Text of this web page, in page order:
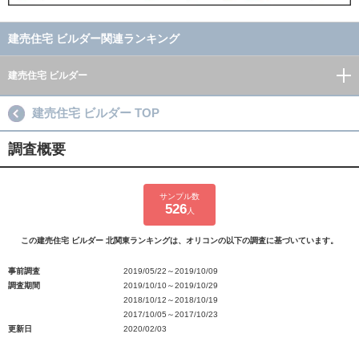
建売住宅 ビルダー関連ランキング
建売住宅 ビルダー
建売住宅 ビルダー TOP
調査概要
サンプル数
526人
この建売住宅 ビルダー 北関東ランキングは、オリコンの以下の調査に基づいています。
事前調査
2019/05/22～2019/10/09
調査期間
2019/10/10～2019/10/29
2018/10/12～2018/10/19
2017/10/05～2017/10/23
更新日
2020/02/03